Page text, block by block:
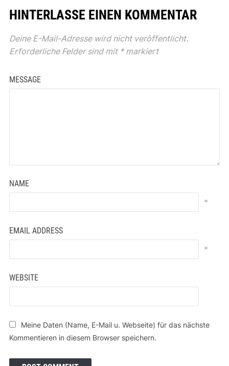
HINTERLASSE EINEN KOMMENTAR
Deine E-Mail-Adresse wird nicht veröffentlicht.
Erforderliche Felder sind mit *markiert
MESSAGE
NAME
*
EMAIL ADDRESS
*
WEBSITE
Meine Daten (Name, E-Mail u. Webseite) für das nächste
Kommentieren in diesem Browser speichern.